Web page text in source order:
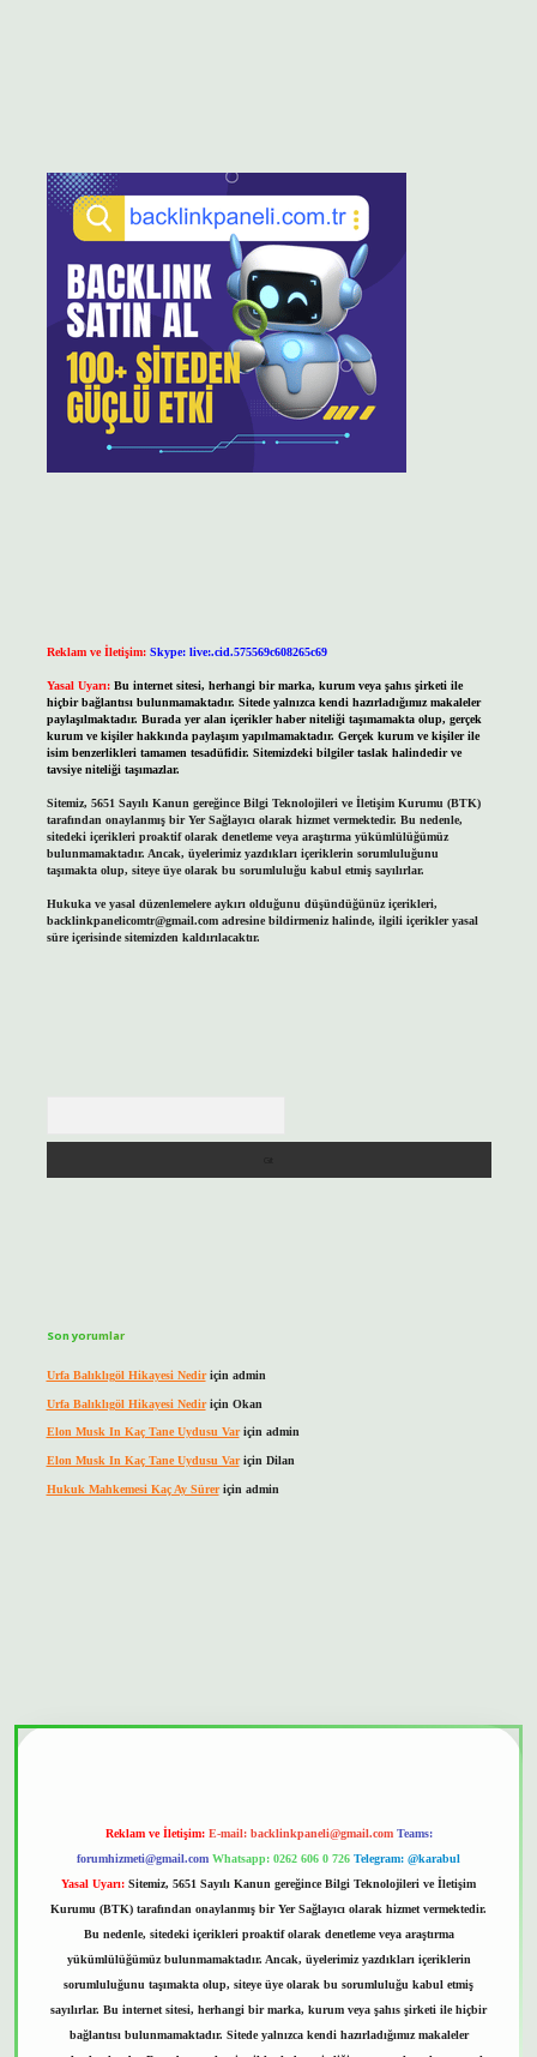
Reklam ve İletişim: Skype: live:.cid.575569c608265c69
Yasal Uyarı: Bu internet sitesi, herhangi bir marka, kurum veya şahıs şirketi ile
hiçbir bağlantısı bulunmamaktadır. Sitede yalnızca kendi hazırladığımız makaleler
paylaşılmaktadır. Burada yer alan içerikler haber niteliği taşımamakta olup, gerçek
kurum ve kişiler hakkında paylaşım yapılmamaktadır. Gerçek kurum ve kişiler ile
isim benzerlikleri tamamen tesadüfidir. Sitemizdeki bilgiler taslak halindedir ve
tavsiye niteliği taşımazlar.
Sitemiz, 5651 Sayılı Kanun gereğince Bilgi Teknolojileri ve İletişim Kurumu (BTK)
tarafından onaylanmış bir Yer Sağlayıcı olarak hizmet vermektedir. Bu nedenle,
sitedeki içerikleri proaktif olarak denetleme veya araştırma yükümlülüğümüz
bulunmamaktadır. Ancak, üyelerimiz yazdıkları içeriklerin sorumluluğunu
taşımakta olup, siteye üye olarak bu sorumluluğu kabul etmiş sayılırlar.
Hukuka ve yasal düzenlemelere aykırı olduğunu düşündüğünüz içerikleri,
backlinkpanelicomtr@gmail.comadresine bildirmeniz halinde, ilgili içerikler yasal
süre içerisinde sitemizden kaldırılacaktır.
Son yorumlar
Urfa Balıklıgöl Hikayesi Nediriçin admin
Urfa Balıklıgöl Hikayesi Nediriçin Okan
Elon Musk In Kaç Tane Uydusu Variçin admin
Elon Musk In Kaç Tane Uydusu Variçin Dilan
Hukuk Mahkemesi Kaç Ay Süreriçin admin
Reklam ve İletişim: E-mail: backlinkpaneli@gmail.com Teams:
forumhizmeti@gmail.com Whatsapp: 0262 606 0 726 Telegram: @karabul
Yasal Uyarı: Sitemiz, 5651 Sayılı Kanun gereğince Bilgi Teknolojileri ve İletişim
Kurumu (BTK) tarafından onaylanmış bir Yer Sağlayıcı olarak hizmet vermektedir.
Bu nedenle, sitedeki içerikleri proaktif olarak denetleme veya araştırma
yükümlülüğümüz bulunmamaktadır. Ancak, üyelerimiz yazdıkları içeriklerin
sorumluluğunu taşımakta olup, siteye üye olarak bu sorumluluğu kabul etmiş
sayılırlar. Bu internet sitesi, herhangi bir marka, kurum veya şahıs şirketi ile hiçbir
bağlantısı bulunmamaktadır. Sitede yalnızca kendi hazırladığımız makaleler